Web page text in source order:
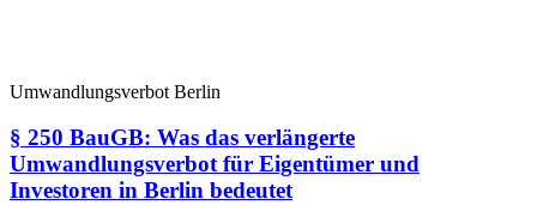
Umwandlungsverbot Berlin
§ 250 BauGB: Was das verlängerte
Umwandlungsverbot für Eigentümer und
Investoren in Berlin bedeutet